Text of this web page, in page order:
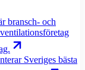
bransch- och
Sveriges bästa